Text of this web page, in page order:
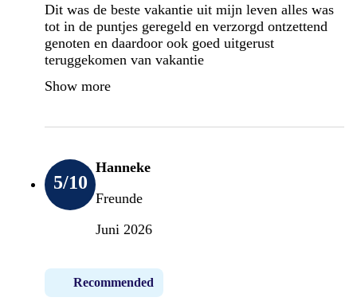
Dit was de beste vakantie uit mijn leven alles was
tot in de puntjes geregeld en verzorgd ontzettend
genoten en daardoor ook goed uitgerust
teruggekomen van vakantie
Show more
5/10
Hanneke
Freunde
Juni 2026
Recommended